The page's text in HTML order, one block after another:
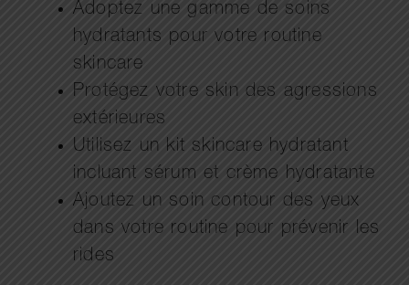
Adoptez une gamme de soins
hydratants pour votre routine
skincare
Protégez votre skin des agressions
extérieures
Utilisez un kit skincare hydratant
incluant sérum et crème hydratante
Ajoutez un soin contour des yeux
dans votre routine pour prévenir les
rides